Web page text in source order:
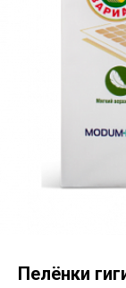
Пелёнки